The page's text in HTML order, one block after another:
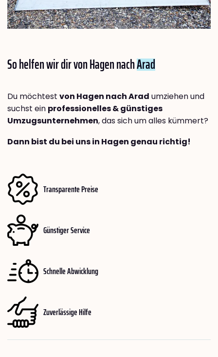
So helfen wir dir von Hagen nachArad
Du möchtest von Hagen nach Arad umziehen und
suchst ein professionelles & günstiges
Umzugsunternehmen, das sich um alles kümmert?
Dann bist du bei uns in Hagen genau richtig!
Transparente Preise
Günstiger Service
Schnelle Abwicklung
Zuverlässige Hilfe